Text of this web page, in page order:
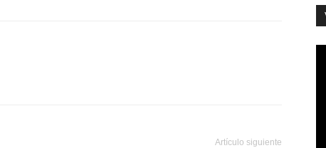
Artículo siguiente